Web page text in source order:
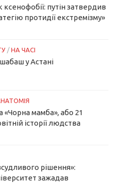
ксенофобії: путін затвердив
протидії екстремізму»
/ НА ЧАСІ
у Астані
«Чорна мамба», або 21
історії людства
рішення»:
зажадав